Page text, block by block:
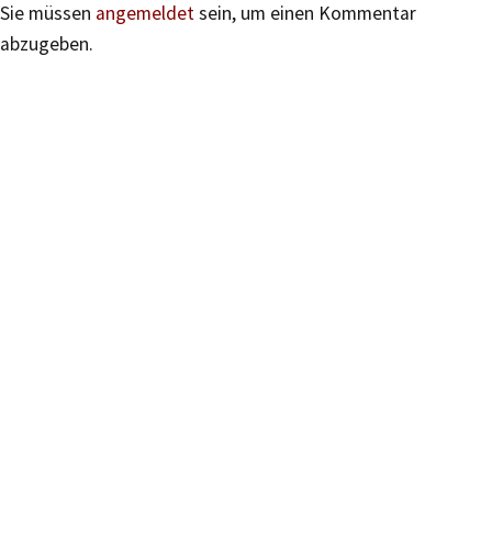
Sie müssen angemeldetsein, um einen Kommentar
abzugeben.